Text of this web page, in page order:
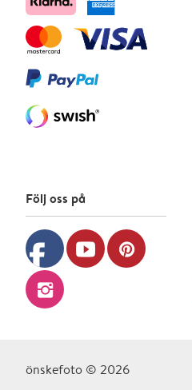
Följ oss på
facebook youtube pinterest
instagram
önskefoto © 2026